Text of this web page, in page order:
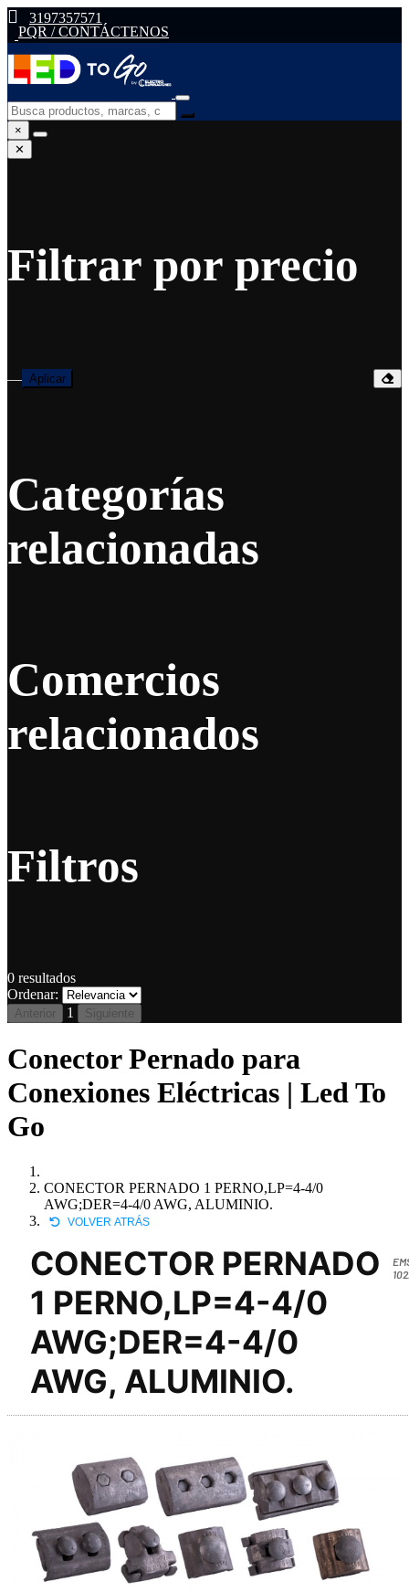
3197357571
PQR / CONTÁCTENOS
×
✕
Filtrar por precio
— Aplicar
Categorías
relacionadas
Comercios
relacionados
Filtros
0 resultados
Ordenar:
Anterior 1 Siguiente
Conector Pernado para
Conexiones Eléctricas | Led To
Go
CONECTOR PERNADO 1 PERNO,LP=4-4/0
AWG;DER=4-4/0 AWG, ALUMINIO.
VOLVER ATRÁS
CONECTOR PERNADO
1 PERNO,LP=4-4/0
AWG;DER=4-4/0
AWG, ALUMINIO.